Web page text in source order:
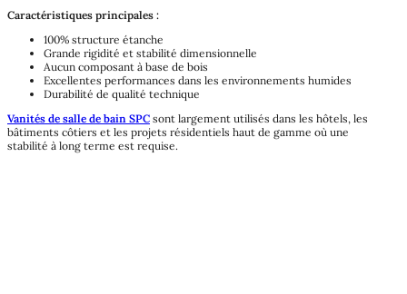
Caractéristiques principales :
100% structure étanche
Grande rigidité et stabilité dimensionnelle
Aucun composant à base de bois
Excellentes performances dans les environnements humides
Durabilité de qualité technique
Vanités de salle de bain SPC sont largement utilisés dans les hôtels, les
bâtiments côtiers et les projets résidentiels haut de gamme où une
stabilité à long terme est requise.